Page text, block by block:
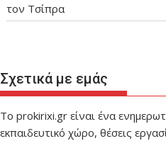
τον Τσίπρα
Σχετικά με εμάς
Το prokirixi.gr είναι ένα
εκπαιδευτικό χώρο, θέσεις